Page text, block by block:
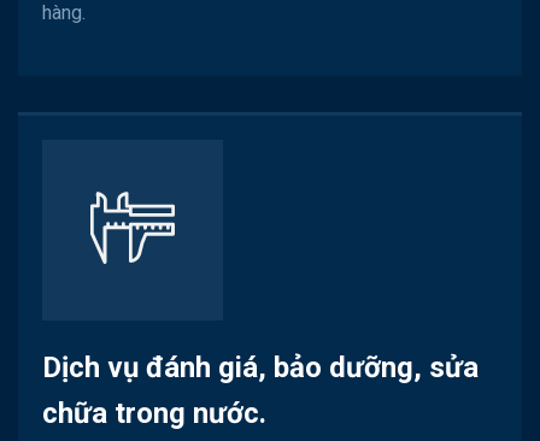
hàng.
Dịch vụ đánh giá, bảo dưỡng, sửa
chữa trong nước.